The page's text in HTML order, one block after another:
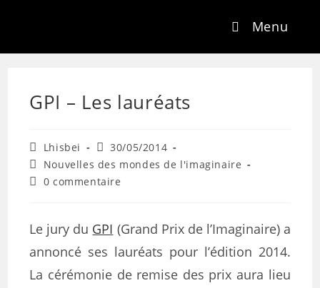
Menu
GPI – Les lauréats
Lhisbei
30/05/2014
Nouvelles des mondes de l'imaginaire
0 commentaire
Le jury du GPI (Grand Prix de l’Imaginaire) a
annoncé ses lauréats pour l’édition 2014.
La cérémonie de remise des prix aura lieu